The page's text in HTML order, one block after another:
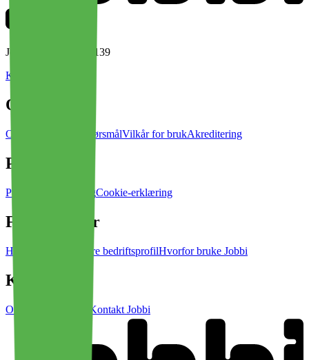
Jobbi AS • 928 079 139
Kontakt Jobbi
Om Jobbi
Om oss Ofte stilte spørsmålVilkår for brukAkreditering
Personvern
PersonvernerklæringCookie-erklæring
For bedrifter
Hvordan administrere bedriftsprofilHvorfor bruke Jobbi
Kontakt
Ofte stilte spørsmål Kontakt Jobbi